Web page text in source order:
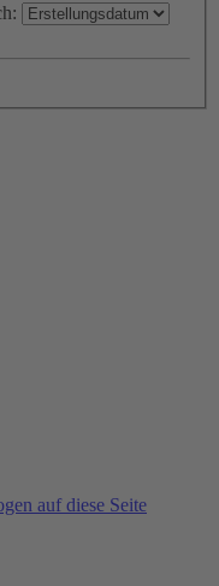
auf diese Seite